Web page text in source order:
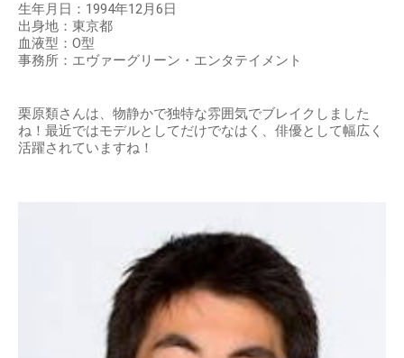
生年月日：1994年12月6日
出身地：東京都
血液型：O型
事務所：エヴァーグリーン・エンタテイメント
栗原類さんは、物静かで独特な雰囲気でブレイクしました
ね！最近ではモデルとしてだけでなはく、俳優として幅広く
活躍されていますね！